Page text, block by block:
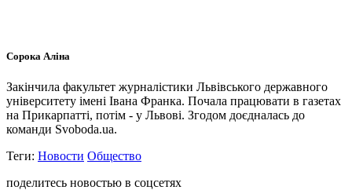
Сорока Аліна
Закінчила факультет журналістики Львівського державного
університету імені Івана Франка. Почала працювати в газетах
на Прикарпатті, потім - у Львові. Згодом доєдналась до
команди Svoboda.ua.
Теги: Новости Общество
поделитесь новостью в соцсетях